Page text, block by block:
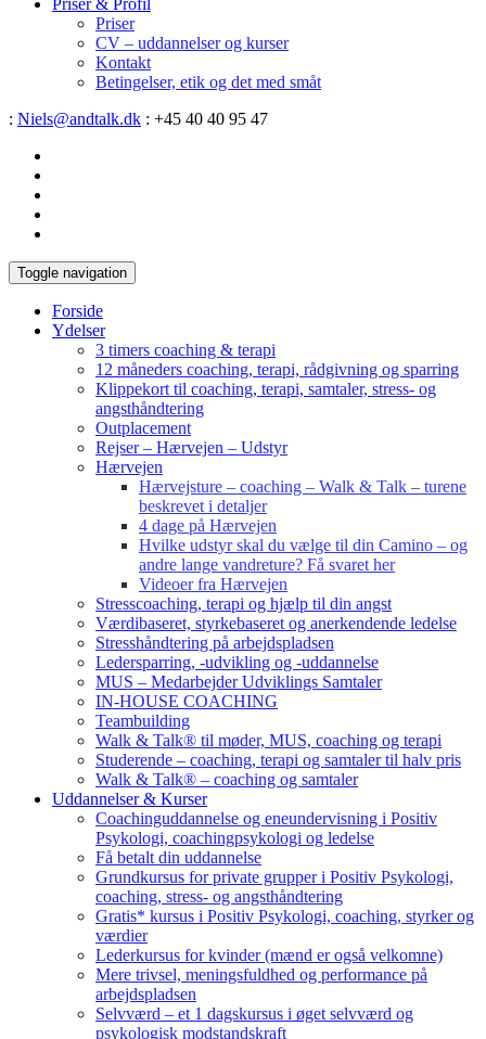
Priser & Profil
Priser
CV – uddannelser og kurser
Kontakt
Betingelser, etik og det med småt
: Niels@andtalk.dk : +45 40 40 95 47
Toggle navigation
Forside
Ydelser
3 timers coaching & terapi
12 måneders coaching, terapi, rådgivning og sparring
Klippekort til coaching, terapi, samtaler, stress- og
angsthåndtering
Outplacement
Rejser – Hærvejen – Udstyr
Hærvejen
Hærvejsture – coaching – Walk & Talk – turene
beskrevet i detaljer
4 dage på Hærvejen
Hvilke udstyr skal du vælge til din Camino – og
andre lange vandreture? Få svaret her
Videoer fra Hærvejen
Stresscoaching, terapi og hjælp til din angst
Værdibaseret, styrkebaseret og anerkendende ledelse
Stresshåndtering på arbejdspladsen
Ledersparring, -udvikling og -uddannelse
MUS – Medarbejder Udviklings Samtaler
IN-HOUSE COACHING
Teambuilding
Walk & Talk® til møder, MUS, coaching og terapi
Studerende – coaching, terapi og samtaler til halv pris
Walk & Talk® – coaching og samtaler
Uddannelser & Kurser
Coachinguddannelse og eneundervisning i Positiv
Psykologi, coachingpsykologi og ledelse
Få betalt din uddannelse
Grundkursus for private grupper i Positiv Psykologi,
coaching, stress- og angsthåndtering
Gratis* kursus i Positiv Psykologi, coaching, styrker og
værdier
Lederkursus for kvinder (mænd er også velkomne)
Mere trivsel, meningsfuldhed og performance på
arbejdspladsen
Selvværd – et 1 dagskursus i øget selvværd og
psykologisk modstandskraft